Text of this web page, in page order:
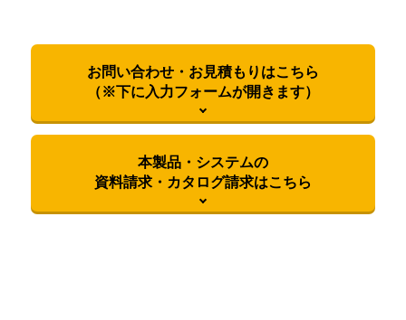
お問い合わせ・お見積もりはこちら
（※下に入力フォームが開きます）
本製品・システムの
資料請求・カタログ請求はこちら